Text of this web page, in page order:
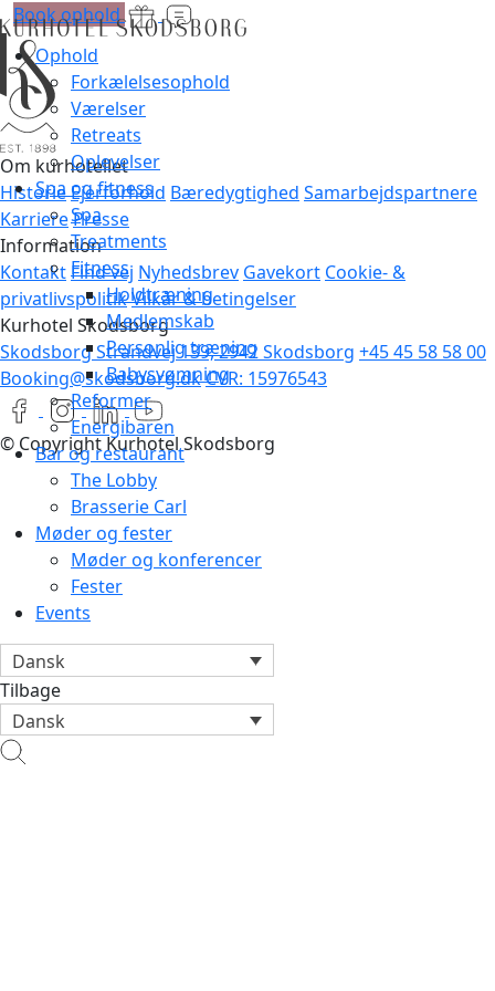
Ophold
Forkælelsesophold
Værelser
Retreats
Oplevelser
Spa og fitness
Spa
Treatments
Fitness
Holdtræning
Medlemskab
Personlig træning
Babysvømning
Reformer
Energibaren
Bar og restaurant
The Lobby
Brasserie Carl
Møder og fester
Møder og konferencer
Fester
Events
Dansk
Tilbage
Dansk
Book ophold
Om kurhotellet
HistorieEjerforhold Bæredygtighed Samarbejdspartnere
KarrierePresse
Information
KontaktFind vej Nyhedsbrev Gavekort Cookie- &
privatlivspolitikVilkår & betingelser
Kurhotel Skodsborg
Skodsborg Strandvej 139, 2942 Skodsborg +45 45 58 58 00
Booking@skodsborg.dkCVR: 15976543
© Copyright Kurhotel Skodsborg